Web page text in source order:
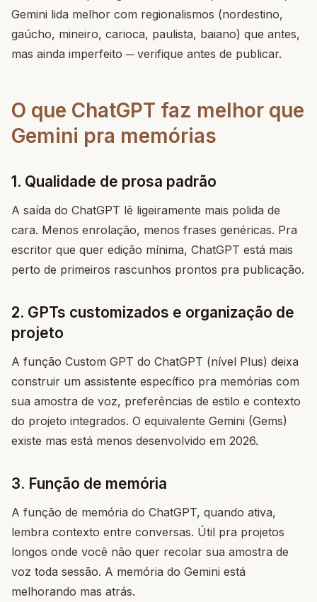
Gemini lida melhor com regionalismos (nordestino,
gaúcho, mineiro, carioca, paulista, baiano) que antes,
mas ainda imperfeito ─ verifique antes de publicar.
O que ChatGPT faz melhor que
Gemini pra memórias
1. Qualidade de prosa padrão
A saída do ChatGPT lê ligeiramente mais polida de
cara. Menos enrolação, menos frases genéricas. Pra
escritor que quer edição mínima, ChatGPT está mais
perto de primeiros rascunhos prontos pra publicação.
2. GPTs customizados e organização de
projeto
A função Custom GPT do ChatGPT (nível Plus) deixa
construir um assistente específico pra memórias com
sua amostra de voz, preferências de estilo e contexto
do projeto integrados. O equivalente Gemini (Gems)
existe mas está menos desenvolvido em 2026.
3. Função de memória
A função de memória do ChatGPT, quando ativa,
lembra contexto entre conversas. Útil pra projetos
longos onde você não quer recolar sua amostra de
voz toda sessão. A memória do Gemini está
melhorando mas atrás.